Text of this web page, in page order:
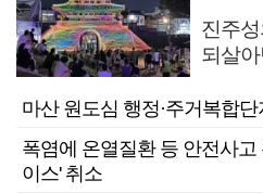
진주
되살
마산 원도심 행정·주거복합
폭염에 온열질환 등 안전사
이스' 취소